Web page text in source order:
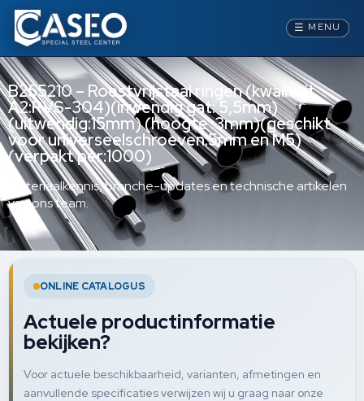
☰ MENU
B255210 – Roestvrijstaal ringen (kwaliteit
A2:RVS-304)(inwendig gat: 5,5mm)
(uitwendig:15mm) (hoogte :3mm)(geschikt
voor universeelschroeven:5mm en M5)
(verpakt per:1000)
Materiaalkennis, branche-updates en technische artikelen
van ons team.
ONLINE CATALOGUS
Actuele productinformatie
bekijken?
Voor actuele beschikbaarheid, varianten, afmetingen en
aanvullende specificaties verwijzen wij u graag naar onze